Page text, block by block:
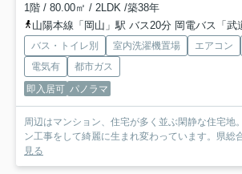
1階 / 80.00㎡ / 2LDK /築38年
山陽本線「岡山」駅 バス20分 岡電バス「武
バス・トイレ別 室内洗濯機置場 エアコン
電気有
都市ガス
即入居可 パノラマ
周辺はマンション、住宅が多く並ぶ閑静な住宅地
ン工事をして綺麗に生まれ変わっています。県総
見る